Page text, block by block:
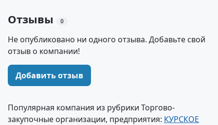
Отзывы 0
Не опубликовано ни одного отзыва. Добавьте свой
отзыв о компании!
Добавить отзыв
Популярная компания из рубрики Торгово-
закупочные организации, предприятия: КУРСКОЕ